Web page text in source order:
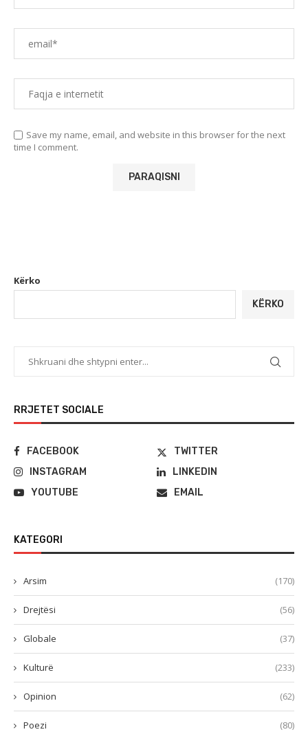
Save my name, email, and website in this browser for the next
time I comment.
Kërko
KËRKO
RRJETET SOCIALE
FACEBOOK
TWITTER
INSTAGRAM
LINKEDIN
YOUTUBE
EMAIL
KATEGORI
Arsim (170)
Drejtësi (56)
Globale (37)
Kulturë (233)
Opinion (62)
Poezi (80)